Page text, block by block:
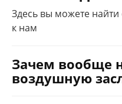
Здесь вы можете
к нам
Зачем вообще
воздушную